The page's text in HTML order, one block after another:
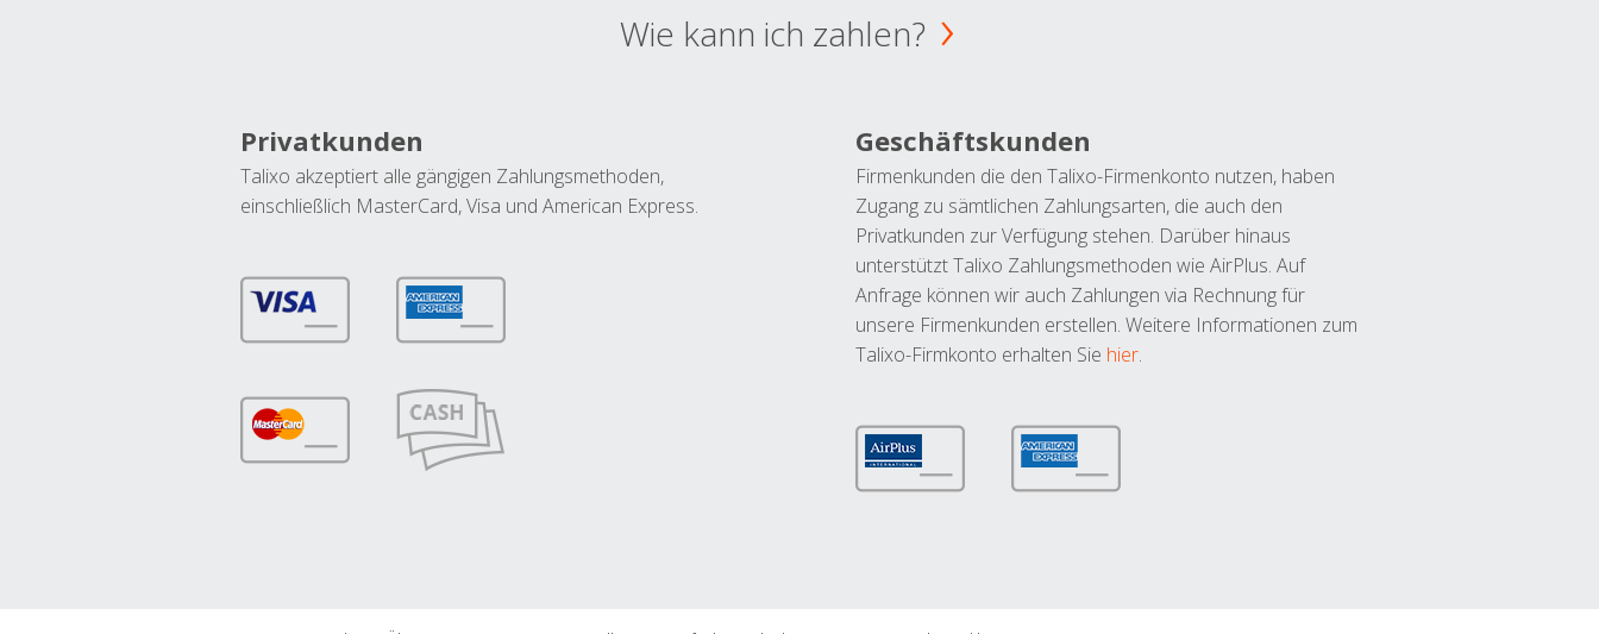
Wie kann ich zahlen?
Privatkunden
Talixo akzeptiert alle gängigen Zahlungsmethoden,
einschließlich MasterCard, Visa und American Express.
Geschäftskunden
Firmenkunden die den Talixo-Firmenkonto nutzen, haben
Zugang zu sämtlichen Zahlungsarten, die auch den
Privatkunden zur Verfügung stehen. Darüber hinaus
unterstützt Talixo Zahlungsmethoden wie AirPlus. Auf
Anfrage können wir auch Zahlungen via Rechnung für
unsere Firmenkunden erstellen. Weitere Informationen zum
Talixo-Firmkonto erhalten Sie hier.